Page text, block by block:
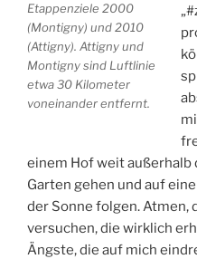
Etappenziele 2000
(Montigny) und 2010
(Attigny). Attigny und
Montigny sind Luftlinie
etwa 30 Kilometer
voneinander entfernt.
einem Hof weit außerhalb
Garten gehen und auf
der Sonne folgen. Atmen,
versuchen, die wirklich
Ängste, die auf mich